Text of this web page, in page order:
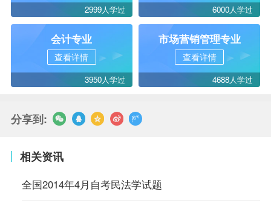
2999人学过 6000人学过
会计专业
查看详情
3950人学过
市场营销管理专业
查看详情
4688人学过
分享到:
相关资讯
全国2014年4月自考民法学试题